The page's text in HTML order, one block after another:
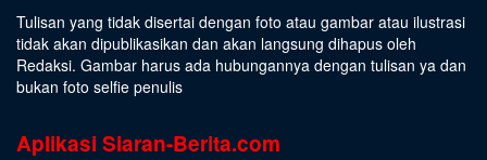
Tulisan yang tidak disertai dengan foto atau gambar atau ilustrasi
tidak akan dipublikasikan dan akan langsung dihapus oleh
Redaksi. Gambar harus ada hubungannya dengan tulisan ya dan
bukan foto selfie penulis
Aplikasi Siaran-Berita.com